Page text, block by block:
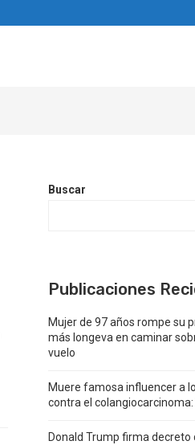
Buscar
Publicaciones
Mujer de 97 años rompe su
más longeva en caminar
vuelo
Muere famosa influencer a
contra el
Donald Trump firma decreto